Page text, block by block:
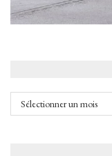
Archives